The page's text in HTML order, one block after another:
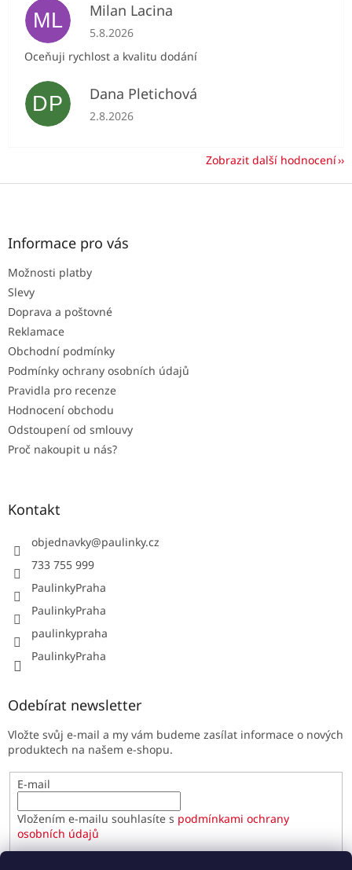
ML Milan Lacina
Hodnocení obchodu je 5 z 5 hvězdiček.
5.8.2026
Oceňuji rychlost a kvalitu dodání
DP Dana Pletichová
Hodnocení obchodu je 5 z 5 hvězdiček.
2.8.2026
Zobrazit další hodnocení
Z
Informace pro vás
Možnosti platby
Slevy
Doprava a poštovné
Reklamace
Obchodní podmínky
Podmínky ochrany osobních údajů
Pravidla pro recenze
Hodnocení obchodu
Odstoupení od smlouvy
Proč nakoupit u nás?
Kontakt
objednavky@paulinky.cz
733 755 999
PaulinkyPraha
PaulinkyPraha
paulinkypraha
PaulinkyPraha
Odebírat newsletter
Vložte svůj e-mail a my vám budeme zasílat informace o nových
produktech na našem e-shopu.
E-mail
Vložením e-mailu souhlasíte s podmínkami ochrany
osobních údajů